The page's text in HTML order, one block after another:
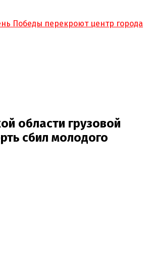
Победы перекроют центр города
области грузовой
сбил молодого